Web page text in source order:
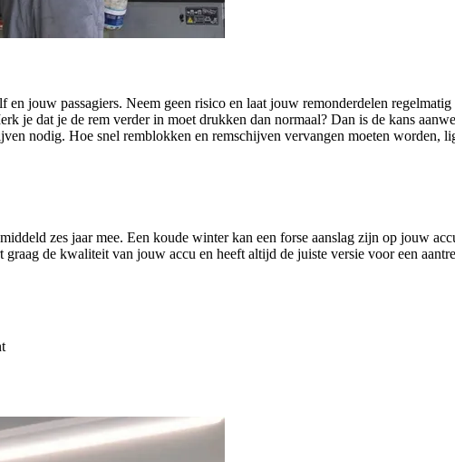
jouw passagiers. Neem geen risico en laat jouw remonderdelen
je dat je de rem verder in moet drukken dan normaal? Dan is de kans
nodig. Hoe snel remblokken en remschijven vervangen moeten worden,
zes jaar mee. Een koude winter kan een forse aanslag zijn op jouw
graag de kwaliteit van jouw accu en heeft altijd de juiste versie voor een